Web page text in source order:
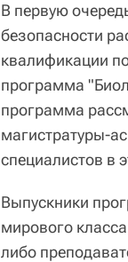
В первую
безопасности
квалификации
программа
программа
магистратуры-
специалистов в
Выпускники
мирового
либо